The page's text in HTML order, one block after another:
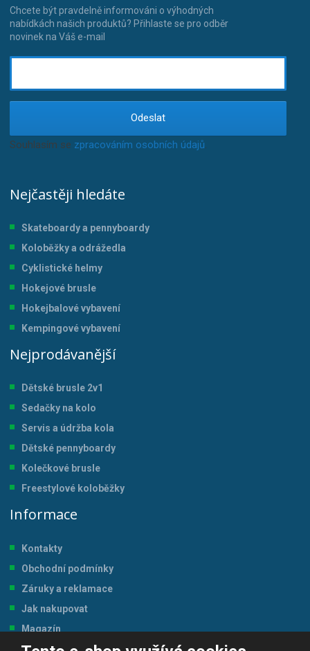
Chcete být pravdelně informováni o výhodných
nabídkách našich produktů? Přihlaste se pro odběr
novinek na Váš e-mail
Odeslat
Souhlasím se zpracováním osobních údajů.
Nejčastěji hledáte
Skateboardy a pennyboardy
Koloběžky a odrážedla
Cyklistické helmy
Hokejové brusle
Hokejbalové vybavení
Kempingové vybavení
Nejprodávanější
Dětské brusle 2v1
Sedačky na kolo
Servis a údržba kola
Dětské pennyboardy
Kolečkové brusle
Freestylové koloběžky
Informace
Kontakty
Obchodní podmínky
Záruky a reklamace
Jak nakupovat
Magazín
Tabulka velikostí